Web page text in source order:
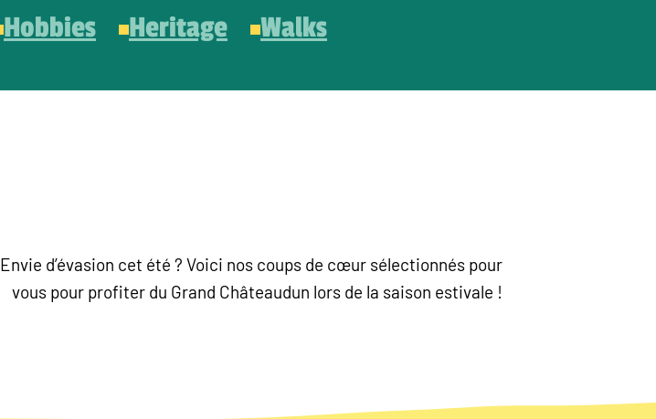
Hobbies Heritage Walks
Envie d’évasion cet été ? Voici nos coups de cœur sélectionnés pour
vous pour profiter du Grand Châteaudun lors de la saison estivale !